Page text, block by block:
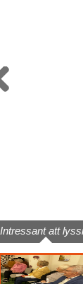
Intressant att